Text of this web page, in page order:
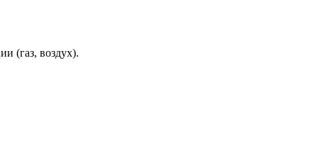
(газ, воздух).